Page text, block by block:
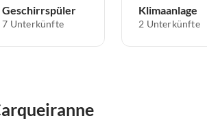
Geschirrspüler
7 Unterkünfte
Klimaanlage
2 Unterkünfte